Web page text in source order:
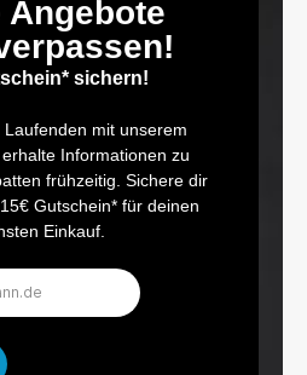
Angebote
sichern!
Laufenden mit unserem
Informationen zu
frühzeitig. Sichere dir
Gutschein* für deinen
Einkauf.